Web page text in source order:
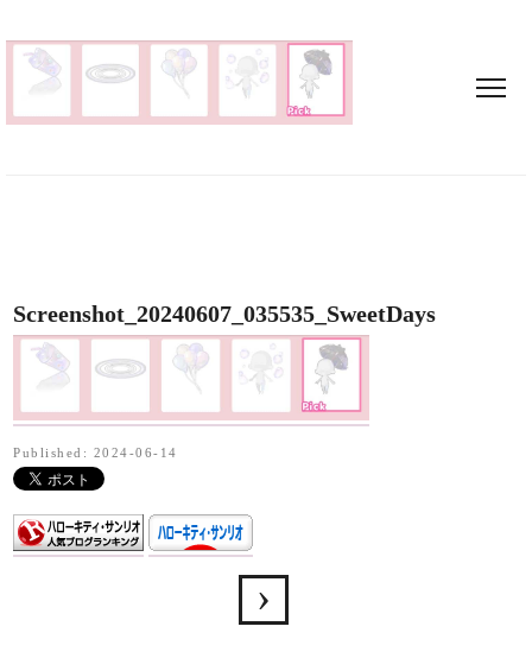
Screenshot_20240607_035535_SweetDays
Published: 2024-06-14